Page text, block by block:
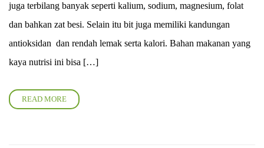
juga terbilang banyak seperti kalium, sodium, magnesium, folat
dan bahkan zat besi. Selain itu bit juga memiliki kandungan
antioksidan dan rendah lemak serta kalori. Bahan makanan yang
kaya nutrisi ini bisa […]
READ MORE